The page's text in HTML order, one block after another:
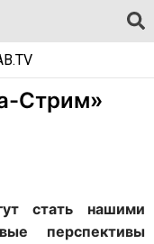
Стрим»
стать нашими
перспективы